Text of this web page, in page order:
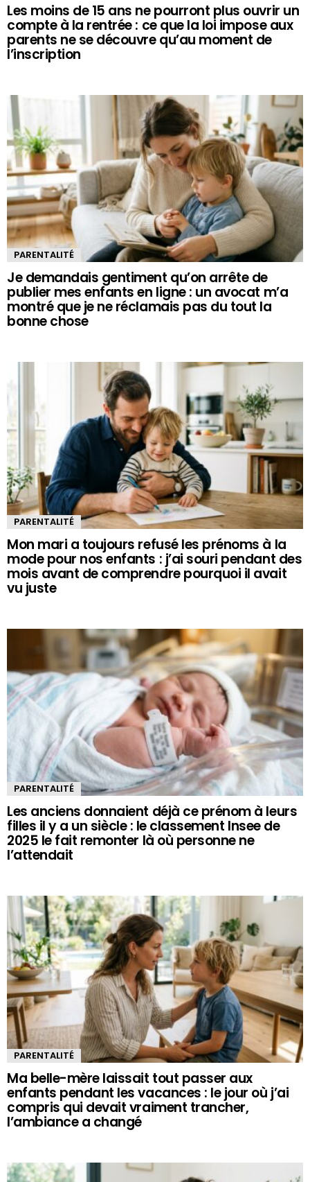
Les moins de 15 ans ne pourront plus ouvrir un
compte à la rentrée : ce que la loi impose aux
parents ne se découvre qu’au moment de
l’inscription
PARENTALITÉ
Je demandais gentiment qu’on arrête de
publier mes enfants en ligne : un avocat m’a
montré que je ne réclamais pas du tout la
bonne chose
PARENTALITÉ
Mon mari a toujours refusé les prénoms à la
mode pour nos enfants : j’ai souri pendant des
mois avant de comprendre pourquoi il avait
vu juste
PARENTALITÉ
Les anciens donnaient déjà ce prénom à leurs
filles il y a un siècle : le classement Insee de
2025 le fait remonter là où personne ne
l’attendait
PARENTALITÉ
Ma belle-mère laissait tout passer aux
enfants pendant les vacances : le jour où j’ai
compris qui devait vraiment trancher,
l’ambiance a changé